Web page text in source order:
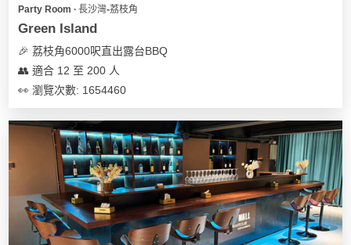
Party Room ∙ 長沙灣-荔枝角
Green Island
🎉 荔枝角6000呎直出露台BBQ
👥 適合 12 至 200 人
👀 瀏覽次數: 1654460